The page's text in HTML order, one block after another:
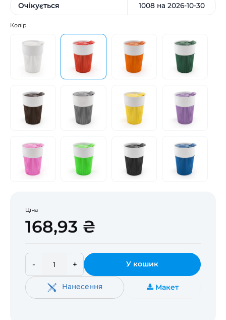
Очікується 1008 на 2026-10-30
Колір
Ціна
168,93 ₴
- + У кошик
Нанесення Макет